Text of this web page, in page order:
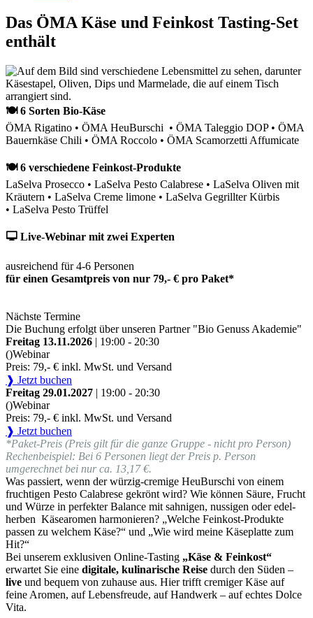
Das ÖMA Käse und Feinkost Tasting-Set
enthält
🍽 6 Sorten Bio-Käse
ÖMA Rigatino • ÖMA HeuBurschi • ÖMA Taleggio DOP • ÖMA
Bauernkäse Chili • ÖMA Roccolo • ÖMA Scamorzetti Affumicate
🍽 6 verschiedene Feinkost-Produkte
LaSelva Prosecco • LaSelva Pesto Calabrese • LaSelva Oliven mit
Kräutern • LaSelva Creme limone • LaSelva Gegrillter Kürbis
• LaSelva Pesto Trüffel
🖵 Live-Webinar mit zwei Experten
ausreichend für 4-6 Personen
für einen Gesamtpreis von nur 79,- € pro Paket*
Nächste Termine
Die Buchung erfolgt über unseren Partner "Bio Genuss Akademie"
Freitag 13.11.2026 | 19:00 - 20:30
()Webinar
Preis: 79,- € inkl. MwSt. und Versand
❱ Jetzt buchen
Freitag 29.01.2027 | 19:00 - 20:30
()Webinar
Preis: 79,- € inkl. MwSt. und Versand
❱ Jetzt buchen
*Paket-Preis (Preis gilt für die ganze Gruppe - nicht pro Person)
Rechenbeispiel: Bei 6 Personen liegt der Preis p. Person
umgerechnet bei nur ca. 13,17 €.
Was passiert, wenn der würzig-cremige HeuBurschi von einem
fruchtigen Pesto Calabrese gekrönt wird? Wie können Säure, Frucht
und Würze in perfekter Balance mit sahnigen, nussigen oder edel-
herben Käsearomen harmonieren? „Welche Feinkost-Produkte
passen zu welchem Käse?“ und „Wie wird meine Käseplatte zum
Hit?“
Bei unserem exklusiven Online-Tasting „Käse & Feinkost“
erwartet Sie eine digitale, kulinarische Reise durch den Süden –
live und bequem von zuhause aus. Hier trifft cremiger Käse auf
feine Aromen, auf Lebensfreude, auf Handwerk – auf echtes Dolce
Vita.